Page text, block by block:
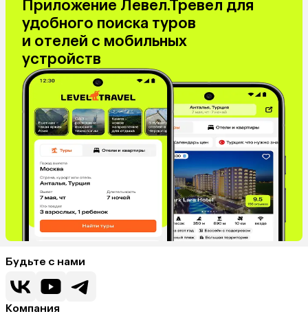
Приложение Левел.Тревел для
удобного поиска туров
и отелей с мобильных
устройств
Будьте с нами
Компания